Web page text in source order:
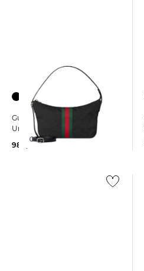
Gucci | Herren
Umhängetasche LUNETTA
980,00 €